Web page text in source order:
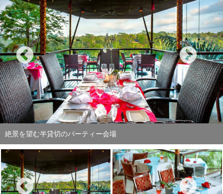
絶景を望む半貸切のパーティー会場